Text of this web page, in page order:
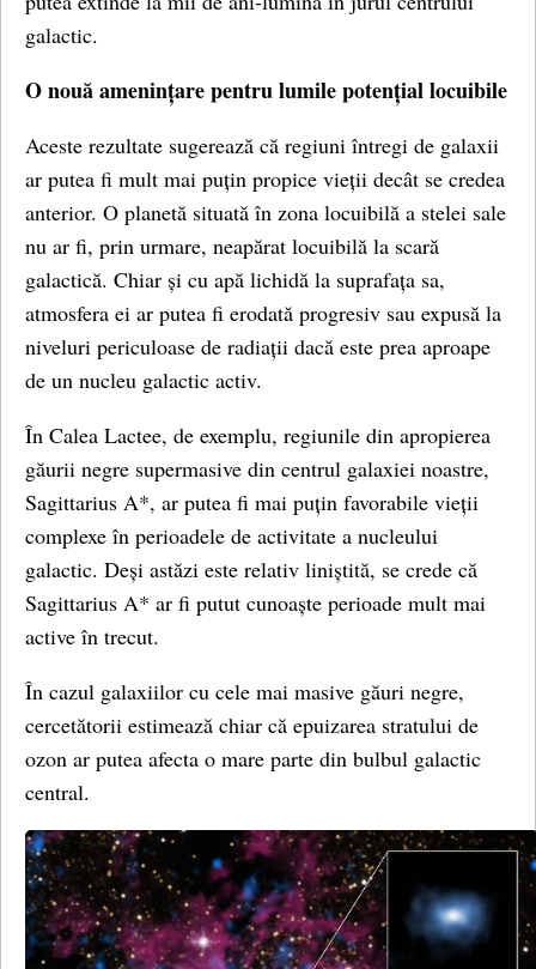
galactic.
O nouă amenințare pentru lumile potențial locuibile
Aceste rezultate sugerează că regiuni întregi de galaxii
ar putea fi mult mai puțin propice vieții decât se credea
anterior. O planetă situată în zona locuibilă a stelei sale
nu ar fi, prin urmare, neapărat locuibilă la scară
galactică. Chiar și cu apă lichidă la suprafața sa,
atmosfera ei ar putea fi erodată progresiv sau expusă la
niveluri periculoase de radiații dacă este prea aproape
de un nucleu galactic activ.
În Calea Lactee, de exemplu, regiunile din apropierea
găurii negre supermasive din centrul galaxiei noastre,
Sagittarius A*, ar putea fi mai puțin favorabile vieții
complexe în perioadele de activitate a nucleului
galactic. Deși astăzi este relativ liniștită, se crede că
Sagittarius A* ar fi putut cunoaște perioade mult mai
active în trecut.
În cazul galaxiilor cu cele mai masive găuri negre,
cercetătorii estimează chiar că epuizarea stratului de
ozon ar putea afecta o mare parte din bulbul galactic
central.